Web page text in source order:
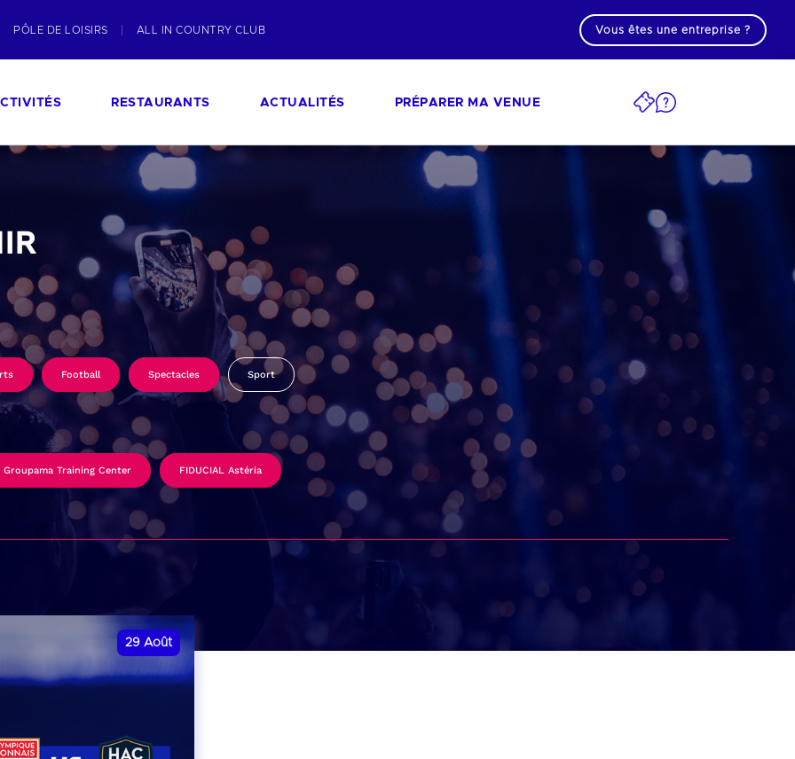
PÔLE DE LOISIRS ALL IN COUNTRY CLUB Vous êtes une entreprise ?
RESTAURANTS ACTUALITÉS PRÉPARER MA VENUE
Football Spectacles Sport
Groupama Training Center FIDUCIAL Astéria
29 Août